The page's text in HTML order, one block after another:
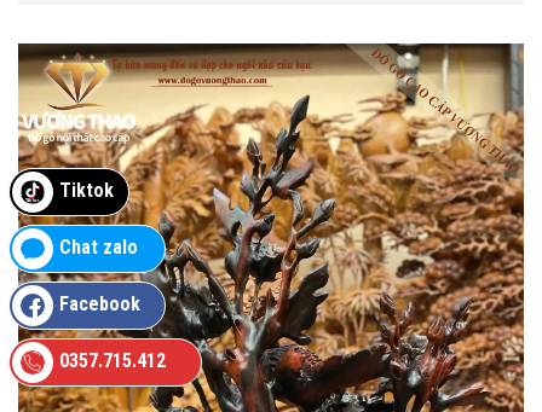
Tiktok
Chat zalo
Facebook
0357.715.412